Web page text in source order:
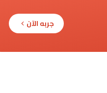
جربه الآن